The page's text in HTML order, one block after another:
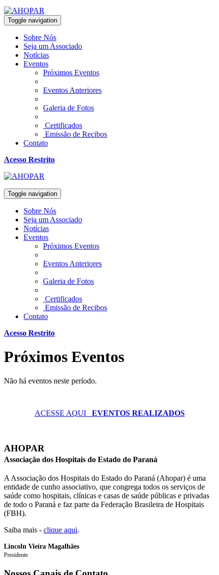
Toggle navigation
Sobre Nós
Seja um Associado
Notícias
Eventos
Próximos Eventos
Eventos Anteriores
Galeria de Fotos
Certificados
Emissão de Recibos
Contato
Acesso Restrito
Toggle navigation
Sobre Nós
Seja um Associado
Notícias
Eventos
Próximos Eventos
Eventos Anteriores
Galeria de Fotos
Certificados
Emissão de Recibos
Contato
Acesso Restrito
Próximos Eventos
Não há eventos neste período.
ACESSE AQUI EVENTOS REALIZADOS
AHOPAR
Associação dos Hospitais do Estado do Paraná
A Associação dos Hospitais do Estado do Paraná (Ahopar) é uma
entidade de cunho associativo, que congrega todos os serviços de
saúde como hospitais, clínicas e casas de saúde públicas e privadas
de todo o Paraná e faz parte da Federação Brasileira de Hospitais
(FBH).
Saiba mais - clique aqui.
Lincoln Vieira Magalhães
Presidente